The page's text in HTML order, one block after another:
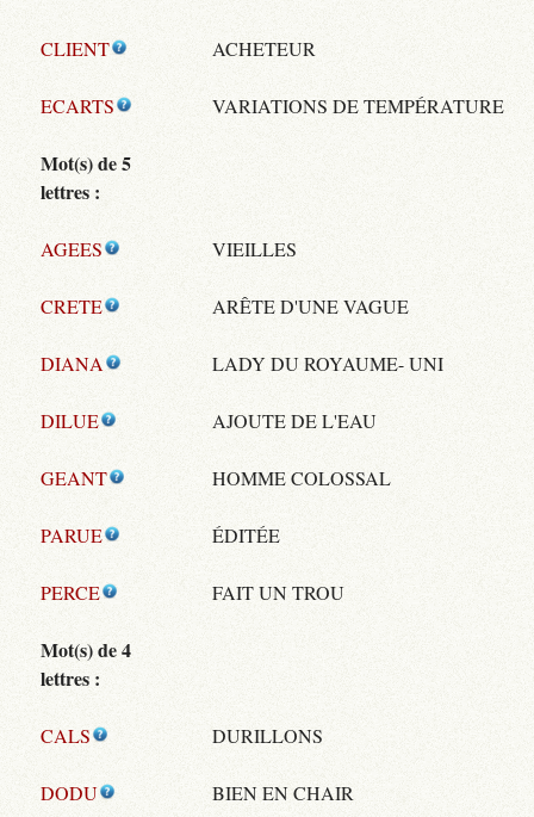
CLIENT ACHETEUR
ECARTS VARIATIONS DE TEMPÉRATURE
Mot(s) de 5
lettres :
AGEES VIEILLES
CRETE ARÊTE D'UNE VAGUE
DIANA LADY DU ROYAUME- UNI
DILUE AJOUTE DE L'EAU
GEANT HOMME COLOSSAL
PARUE ÉDITÉE
PERCE FAIT UN TROU
Mot(s) de 4
lettres :
CALS DURILLONS
DODU BIEN EN CHAIR